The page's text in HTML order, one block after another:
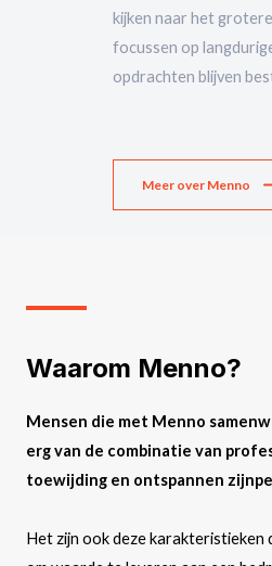
kijken naar het
focussen op
opdrachten blijven
Meer over Menno
Waarom Menno?
Mensen die met Menno
erg van de combinatie van
toewijding en ontspannen
Het zijn ook deze karakteristieken